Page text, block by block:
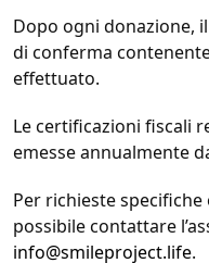
Dopo ogni donazione,
di conferma
effettuato.
Le certificazioni fiscali
emesse annualmente
Per richieste
possibile contattare
info@smileproject.life.